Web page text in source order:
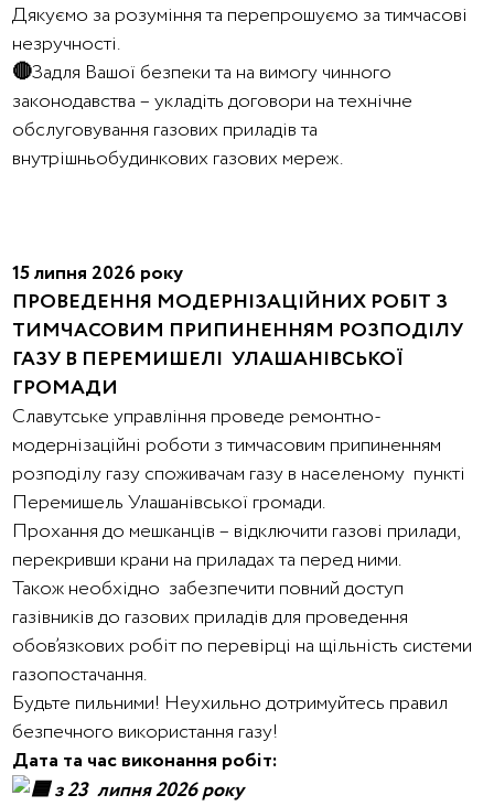
Дякуємо за розуміння та перепрошуємо за тимчасові
незручності.
🔴Задля Вашої безпеки та на вимогу чинного
законодавства – укладіть договори на технічне
обслуговування газових приладів та
внутрішньобудинкових газових мереж.
15 липня 2026 року
ПРОВЕДЕННЯ МОДЕРНІЗАЦІЙНИХ РОБІТ З
ТИМЧАСОВИМ ПРИПИНЕННЯМ РОЗПОДІЛУ
ГАЗУ В ПЕРЕМИШЕЛІ УЛАШАНІВСЬКОЇ
ГРОМАДИ
Славутське управління проведе ремонтно-
модернізаційні роботи з тимчасовим припиненням
розподілу газу споживачам газу в населеному пункті
Перемишель Улашанівської громади.
Прохання до мешканців – відключити газові прилади,
перекривши крани на приладах та перед ними.
Також необхідно забезпечити повний доступ
газівників до газових приладів для проведення
обов’язкових робіт по перевірці на щільність системи
газопостачання.
Будьте пильними! Неухильно дотримуйтесь правил
безпечного використання газу!
Дата та час виконання робіт:
з 23 липня 2026 року